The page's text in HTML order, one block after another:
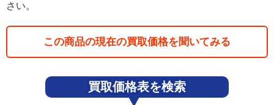
さい。
この商品の現在の買取価格を聞いてみる
買取価格表を検索